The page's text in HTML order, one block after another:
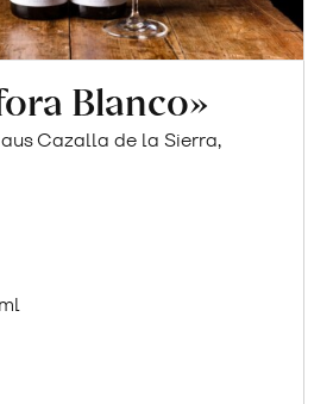
Blanco»
Cazalla de la Sierra,